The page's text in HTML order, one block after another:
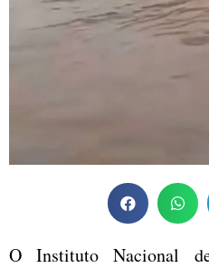
O Instituto Nacional